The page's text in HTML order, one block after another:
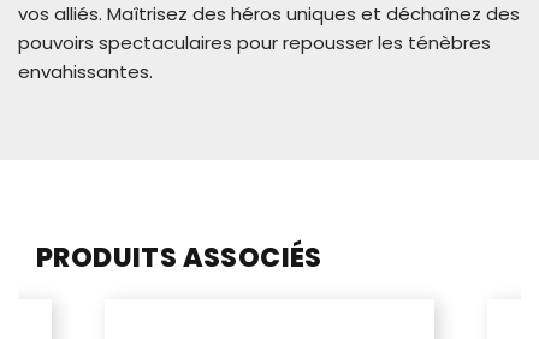
vos alliés. Maîtrisez des héros uniques et déchaînez des
pouvoirs spectaculaires pour repousser les ténèbres
envahissantes.
PRODUITS ASSOCIÉS